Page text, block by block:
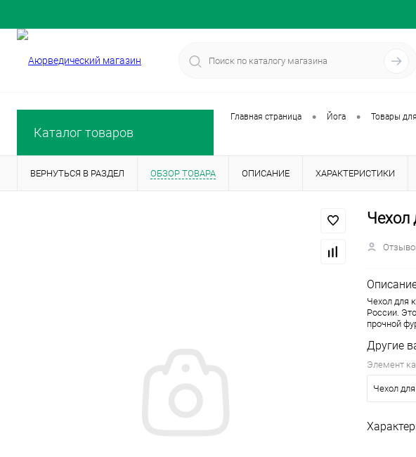
Каталог товаров
Главная страница • Йога • Товары
ВЕРНУТЬСЯ В РАЗДЕЛ ОБЗОР ТОВАРА ОПИСАНИЕ ХАРАКТЕРИСТИКИ
Чехол
Чехол для
России.
прочной
Другие
Элемент
Чехол